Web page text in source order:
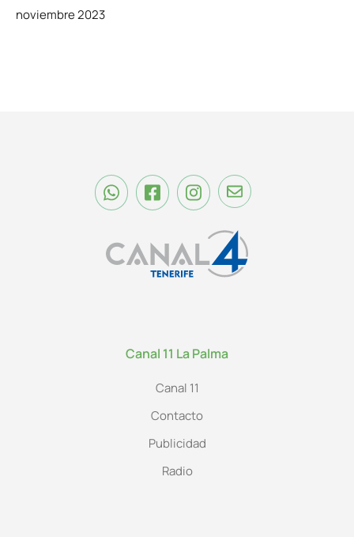
noviembre 2023
Canal 11 La Palma
Canal 11
Contacto
Publicidad
Radio